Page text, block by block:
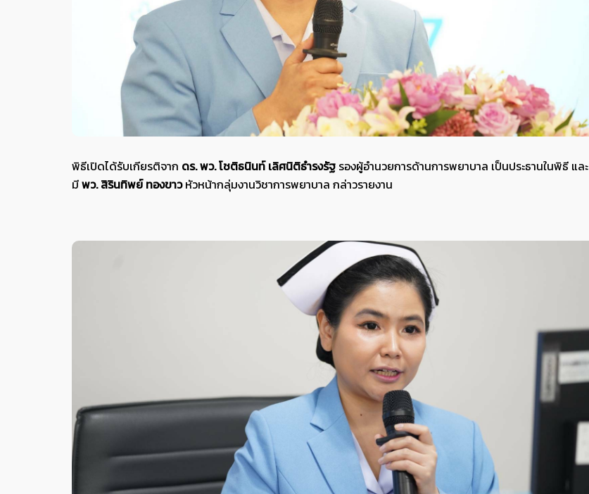
พิธีเปิดได้รับเกียรติจาก ดร. พว. โชติธนินท์ เลิศนิติธำรงรัฐ รองผู้อำนวยการด้านการพยาบาล เป็นประธานในพิธี และ
มีพว. สิรินทิพย์ ทองขาวหัวหน้ากลุ่มงานวิชาการพยาบาล กล่าวรายงาน